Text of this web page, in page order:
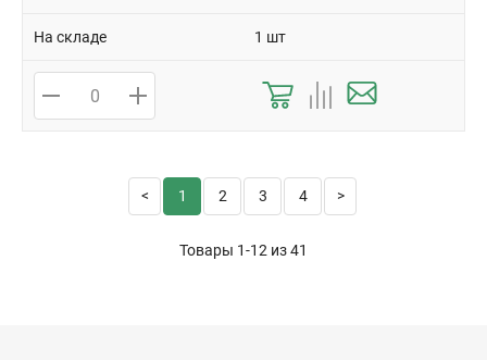
На складе 1 шт
1 2 3 4
Товары 1-12 из41